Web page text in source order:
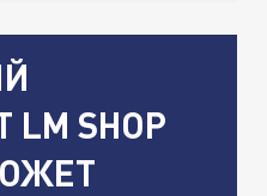
SHOP